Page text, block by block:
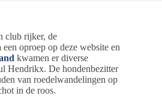
club rijker, de
oproep op deze website en
kwamen er diverse
Hendrikx. De hondenbezitter
van roedelwandelingen op
in de roos.